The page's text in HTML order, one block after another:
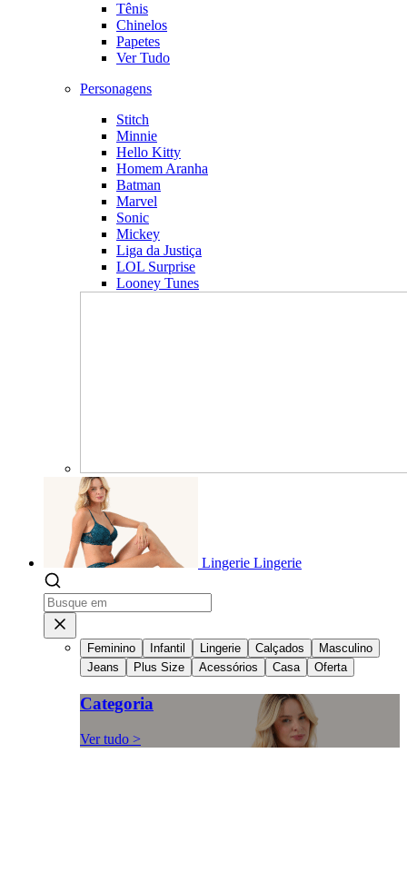
Tênis
Chinelos
Papetes
Ver Tudo
Personagens
Stitch
Minnie
Hello Kitty
Homem Aranha
Batman
Marvel
Sonic
Mickey
Liga da Justiça
LOL Surprise
Looney Tunes
Lingerie Lingerie
Feminino Infantil Lingerie Calçados
Masculino
Jeans
Plus Size Acessórios Casa Oferta
Categoria
Ver tudo >